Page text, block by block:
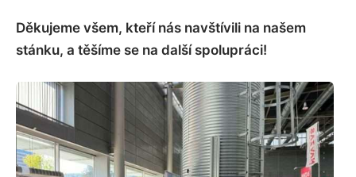
Děkujeme všem, kteří nás navštívili na našem
stánku, a těšíme se na další spolupráci!